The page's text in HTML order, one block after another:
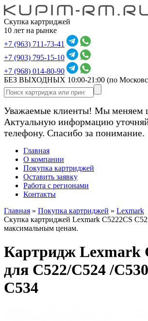
Скупка картриджей
10 лет на рынке
+7 (963) 711-73-41
+7 (903) 795-15-10
+7 (968) 014-80-90
БЕЗ ВЫХОДНЫХ 10:00-21:00 (по
Уважаемые клиенты! Мы меняем
Актуальную информацию
телефону. Спасибо за понимание.
Главная
О компании
Покупка картриджей
Оставить заявку
Работа с регионами
Контакты
Главная » Покупка картриджей » Lexmark
Скупка картриджей Lexmark C5222CS
максимальным ценам.
Картридж Lexmark
для C522/C524 /
C534